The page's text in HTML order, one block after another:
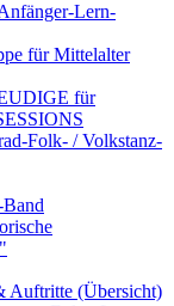
Lern-
für Mittelalter
für
Folk- / Volkstanz-
(Übersicht)